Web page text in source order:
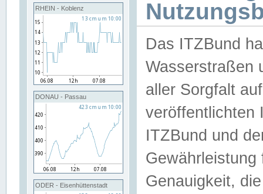
RHEIN - Koblenz
DONAU - Passau
ODER - Eisenhüttenstadt
Das ITZBund
Wasserstraßen
aller Sorgfalt
veröffentlichten
ITZBund und
Genauigkeit,